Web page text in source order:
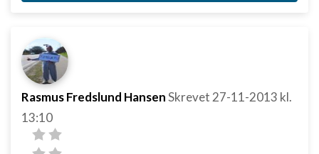
Rasmus Fredslund HansenSkrevet 27-11-2013 kl.
13:10